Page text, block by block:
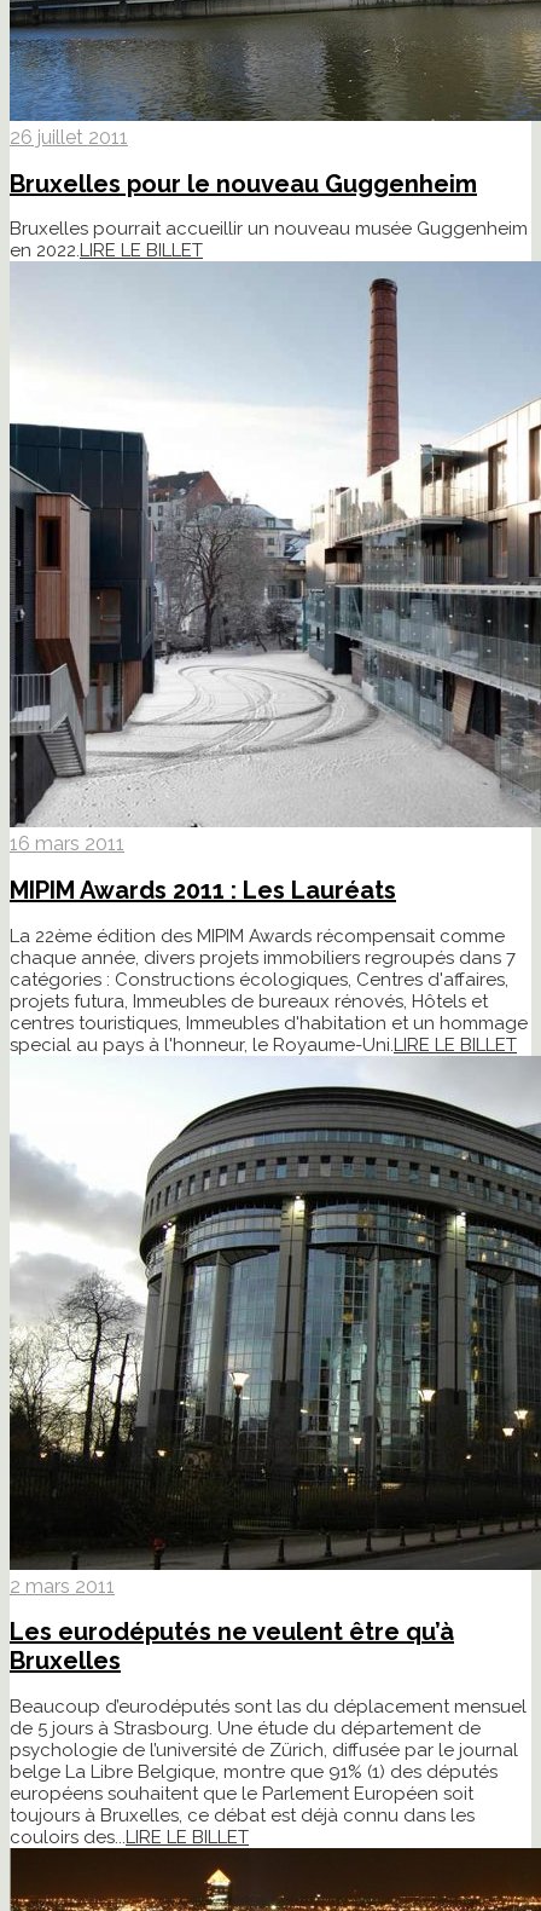
26 juillet 2011
Bruxelles pour le nouveau Guggenheim
Bruxelles pourrait accueillir un nouveau musée Guggenheim
en 2022.LIRE LE BILLET
16 mars 2011
MIPIM Awards 2011 : Les Lauréats
La 22ème édition des MIPIM Awards récompensait comme
chaque année, divers projets immobiliers regroupés dans 7
catégories : Constructions écologiques, Centres d'affaires,
projets futura, Immeubles de bureaux rénovés, Hôtels et
centres touristiques, Immeubles d'habitation et un hommage
special au pays à l'honneur, le Royaume-Uni. LIRE LE BILLET
2 mars 2011
Les eurodéputés ne veulent être qu’à
Bruxelles
Beaucoup d’eurodéputés sont las du déplacement mensuel
de 5 jours à Strasbourg. Une étude du département de
psychologie de l’université de Zürich, diffusée par le journal
belge La Libre Belgique, montre que 91% (1) des députés
européens souhaitent que le Parlement Européen soit
toujours à Bruxelles, ce débat est déjà connu dans les
couloirs des...LIRE LE BILLET